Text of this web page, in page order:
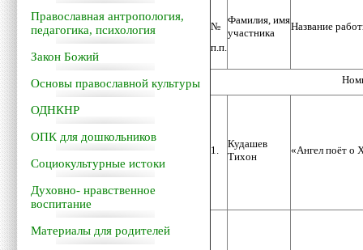
Православная антропология,
педагогика, психология
Закон Божий
Основы православной культуры
ОДНКНР
ОПК для дошкольников
Социокультурные истоки
Духовно- нравственное
воспитание
Материалы для родителей
№
п.п.
Фамилия, имя
участника
Название
1.
Кудашев
Тихон
«Ангел поёт о